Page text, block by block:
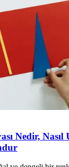
Nedir, Nasıl